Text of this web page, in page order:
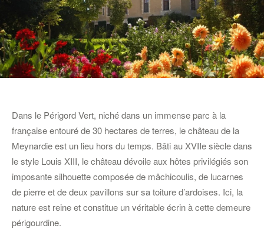
Dans le Périgord Vert, niché dans un immense parc à la
française entouré de 30 hectares de terres, le château de la
Meynardie est un lieu hors du temps. Bâti au XVIIe siècle dans
le style Louis XIII, le château dévoile aux hôtes privilégiés son
imposante silhouette composée de mâchicoulis, de lucarnes
de pierre et de deux pavillons sur sa toiture d’ardoises. Ici, la
nature est reine et constitue un véritable écrin à cette demeure
périgourdine.